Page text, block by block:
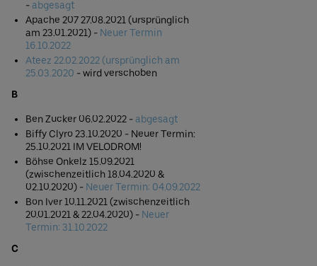
-abgesagt
Apache 207 27.08.2021 (ursprünglich
am 23.01.2021) - Neuer Termin
16.10.2022
Ateez 22.02.2022 (ursprünglich am
25.03.2020 - wird verschoben
B
Ben Zucker 06.02.2022 -abgesagt
Biffy Clyro 23.10.2020 - Neuer Termin:
25.10.2021 IM VELODROM!
Böhse Onkelz 15.09.2021
(zwischenzeitlich 18.04.2020 &
02.10.2020) - Neuer Termin: 04.09.2022
Bon Iver 10.11.2021 (zwischenzeitlich
20.01.2021 & 22.04.2020) - Neuer
Termin: 31.10.2022
C